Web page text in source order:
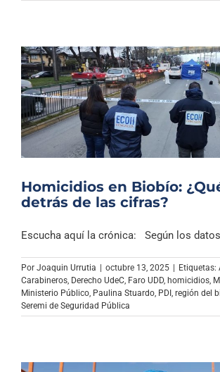
Homicidios en Biobío:
detrás de las cifras?
Escucha aquí la crónica: Según los
Por Joaquin Urrutia octubre 13, 2025 Etiquetas:
Carabineros, Derecho UdeC, Faro UDD, homicidios,
Ministerio Público, Paulina Stuardo, PDI , región del
Seremi de Seguridad Pública